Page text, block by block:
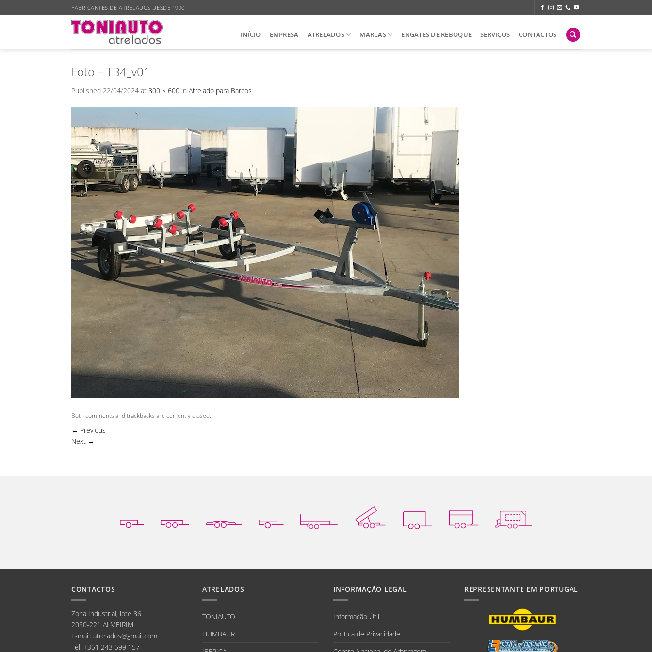
to
FABRICANTES DE ATRELADOS DESDE 1990
INÍCIO EMPRESA ATRELADOS MARCAS ENGATES DE REBOQUE SERVIÇOS CONTACTOS
Foto – TB4_v01
Published 22/04/2024 at 800 × 600 in Atrelado para Barcos
Both comments and trackbacks are currently closed.
← Previous
Next →
CONTACTOS
Zona Industrial, lote 86
2080-221 ALMEIRIM
E-mail: atrelados@gmail.com
Tel: +351 243 599 157
ATRELADOS
TONIAUTO
HUMBAUR
INFORMAÇÃO LEGAL
Informação Útil
Politica de Privacidade
REPRESENTANTE EM PORTUGAL